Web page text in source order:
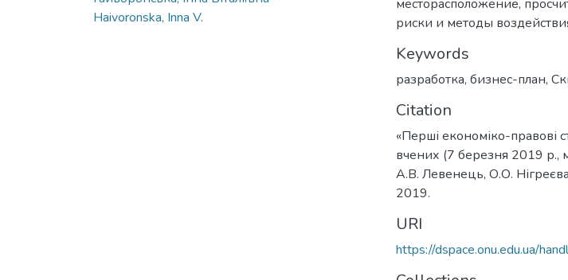
Haivoronska, Inna V.
месторасположение,
риски и методы
Keywords
разработка, бизнес-план,
Citation
«Перші економіко-правові
вчених (7 березня 2019 р.,
А.В. Левенець, О.О.
2019.
URI
https://dspace.onu.edu.ua/